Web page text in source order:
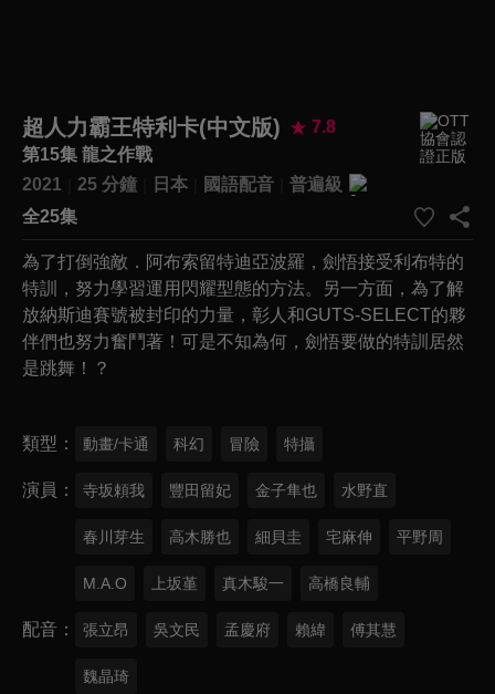
超人力霸王特利卡(中文版)
7.8
第15集 龍之作戰
2021
25 分鐘 日本 國語配音
普遍級
全25集
為了打倒強敵．阿布索留特迪亞波羅，劍悟接受利布特的
特訓，努力學習運用閃耀型態的方法。另一方面，為了解
放納斯迪賽號被封印的力量，彰人和GUTS-SELECT的夥
伴們也努力奮鬥著！可是不知為何，劍悟要做的特訓居然
是跳舞！？
類型 動畫/卡通 科幻 冒險 特攝
演員 寺坂頼我 豐田留妃 金子隼也 水野直
春川芽生 高木勝也 細貝圭 宅麻伸 平野周
M.A.O 上坂堇 真木駿一 高橋良輔
配音 張立昂 吳文民 孟慶府 賴緯 傅其慧
魏晶琦